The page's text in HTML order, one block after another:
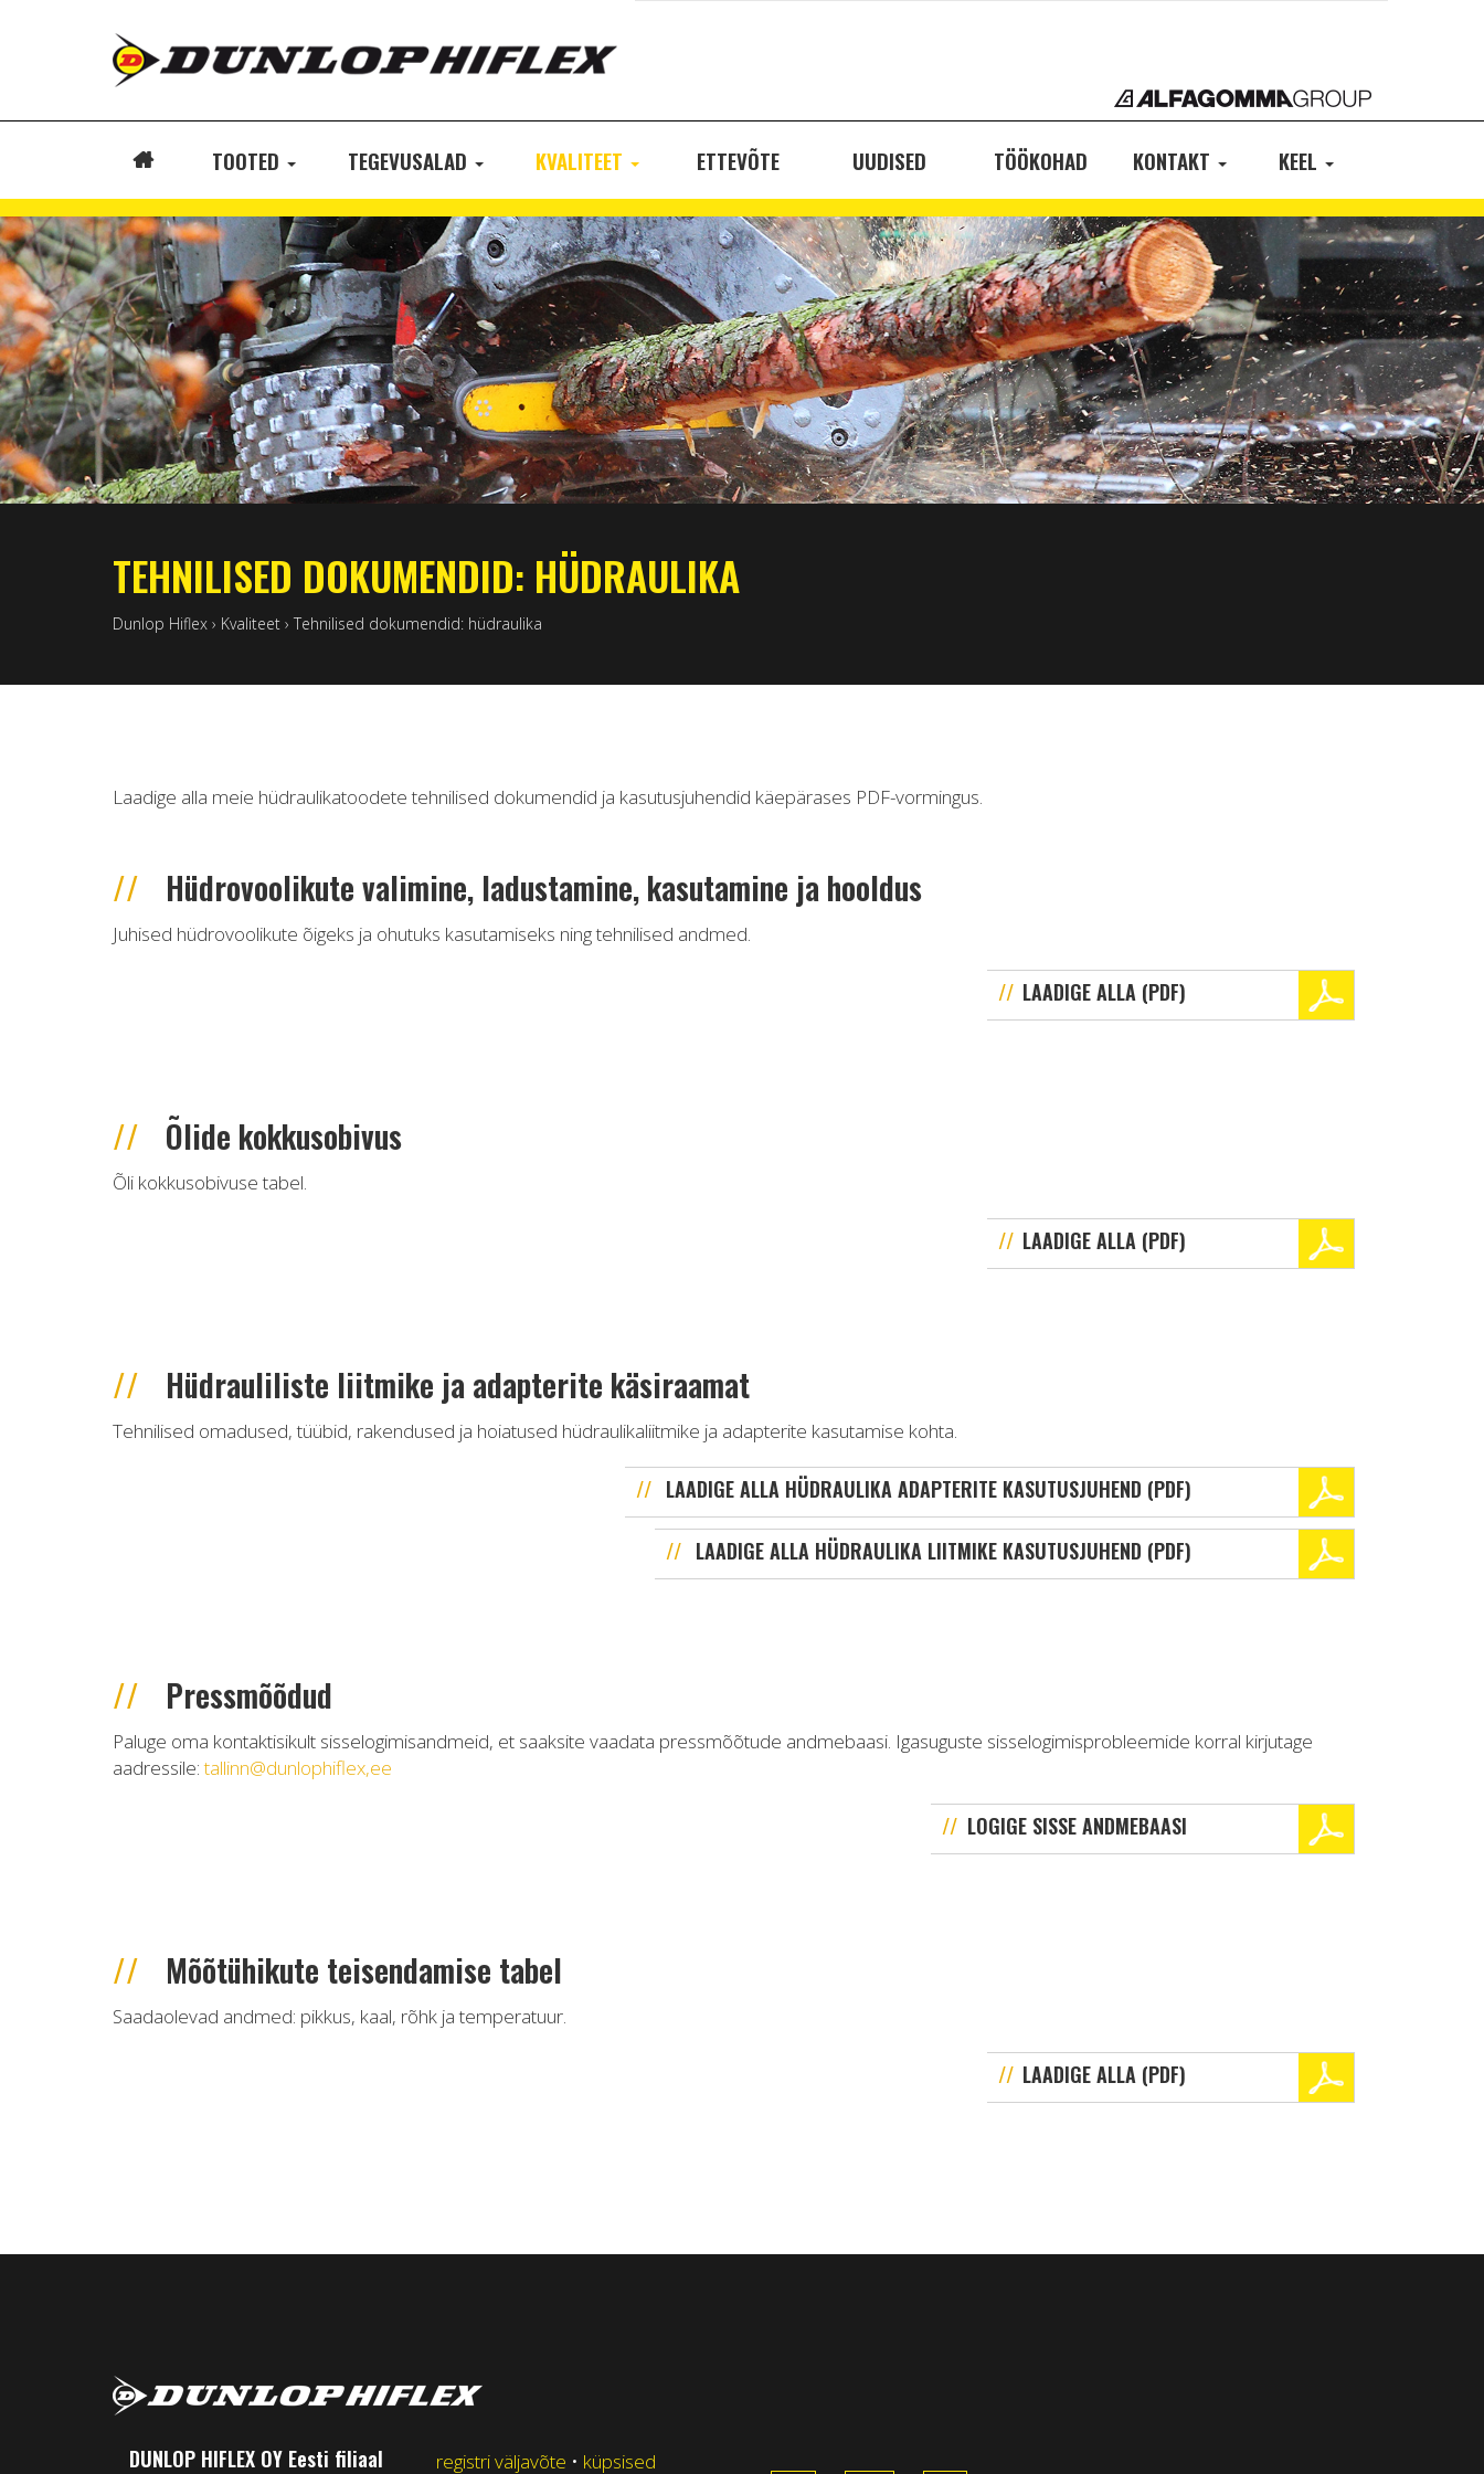
TOOTED TEGEVUSALAD KVALITEET ETTEVÕTE UUDISED TÖÖKOHAD KONTAKT KEEL
TEHNILISED DOKUMENDID: HÜDRAULIKA
Dunlop Hiflex › Kvaliteet › Tehnilised dokumendid: hüdraulika
Laadige alla meie hüdraulikatoodete tehnilised dokumendid ja kasutusjuhendid käepärases PDF-vormingus.
Hüdrovoolikute valimine, ladustamine, kasutamine ja hooldus
Juhised hüdrovoolikute õigeks ja ohutuks kasutamiseks ning tehnilised andmed.
LAADIGE ALLA (PDF)
Õlide kokkusobivus
Õli kokkusobivuse tabel.
LAADIGE ALLA (PDF)
Hüdrauliliste liitmike ja adapterite käsiraamat
Tehnilised omadused, tüübid, rakendused ja hoiatused hüdraulikaliitmike ja adapterite kasutamise kohta.
LAADIGE ALLA HÜDRAULIKA ADAPTERITE KASUTUSJUHEND (PDF)
LAADIGE ALLA HÜDRAULIKA LIITMIKE KASUTUSJUHEND (PDF)
Pressmõõdud
Paluge oma kontaktisikult sisselogimisandmeid, et saaksite vaadata pressmõõtude andmebaasi. Igasuguste sisselogimisprobleemide korral kirjutage
aadressile:tallinn@dunlophiflex,ee
LOGIGE SISSE ANDMEBAASI
Mõõtühikute teisendamise tabel
Saadaolevad andmed: pikkus, kaal, rõhk ja temperatuur.
LAADIGE ALLA (PDF)
DUNLOP HIFLEX OY Eesti filiaal registri väljavõte • küpsised